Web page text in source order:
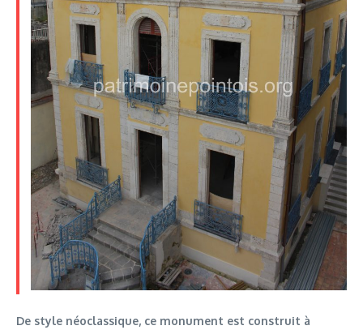
De style néoclassique, ce monument est construit à